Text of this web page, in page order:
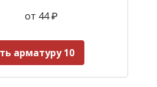
от 44₽
арматуру 10